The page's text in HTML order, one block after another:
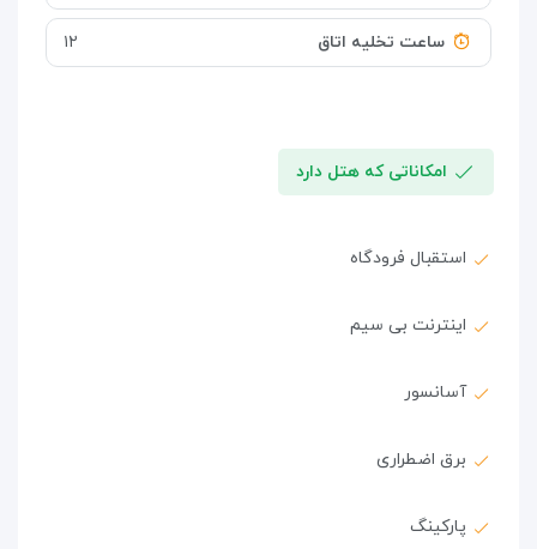
ساعت تخلیه اتاق ۱۲
امکاناتی که هتل دارد
استقبال فرودگاه
اینترنت بی سیم
آسانسور
برق اضطراری
پارکینگ